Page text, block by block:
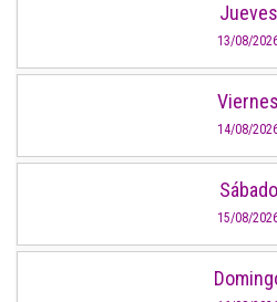
Jueves
13/08/
Viernes
14/08/
Sábado
15/08/